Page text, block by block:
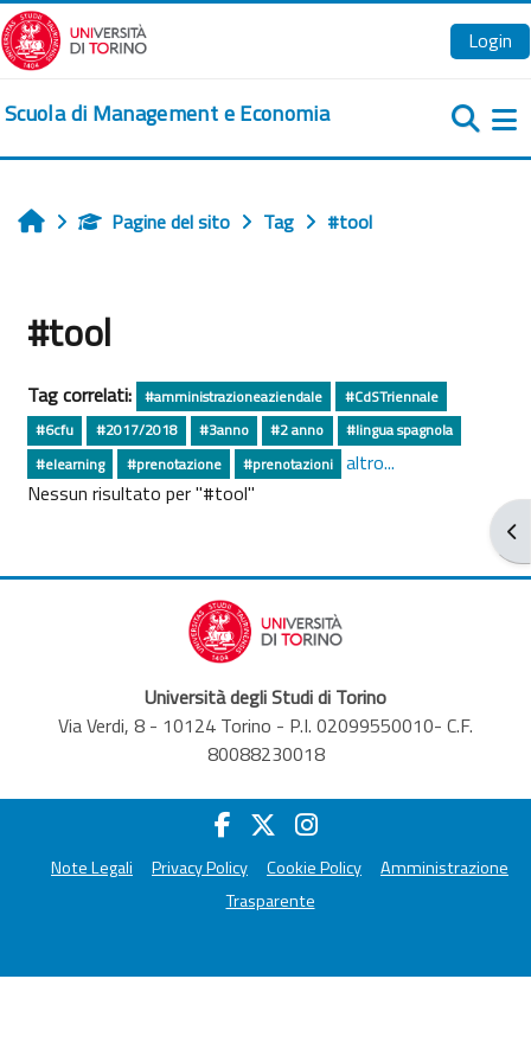
Vai al contenuto principale
Login
Scuola di Management e Economia
HomePagine del sito Tag #tool
#tool
Tag correlati: #amministrazioneaziendale
#CdSTriennale
#6cfu
#2017/2018 #3anno #2 anno
#lingua spagnola
#elearning
#prenotazione #prenotazioni altro...
Nessun risultato per "#tool"
Università degli Studi di Torino
Via Verdi, 8 - 10124 Torino - P.I. 02099550010- C.F.
80088230018
Note Legali Privacy Policy Cookie Policy
Amministrazione
Trasparente